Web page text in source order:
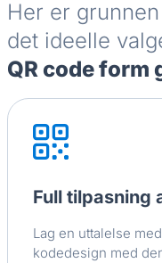
Her er
det ideelle
QR code form
Full tilpasning
Lag en uttalelse
kodedesign med